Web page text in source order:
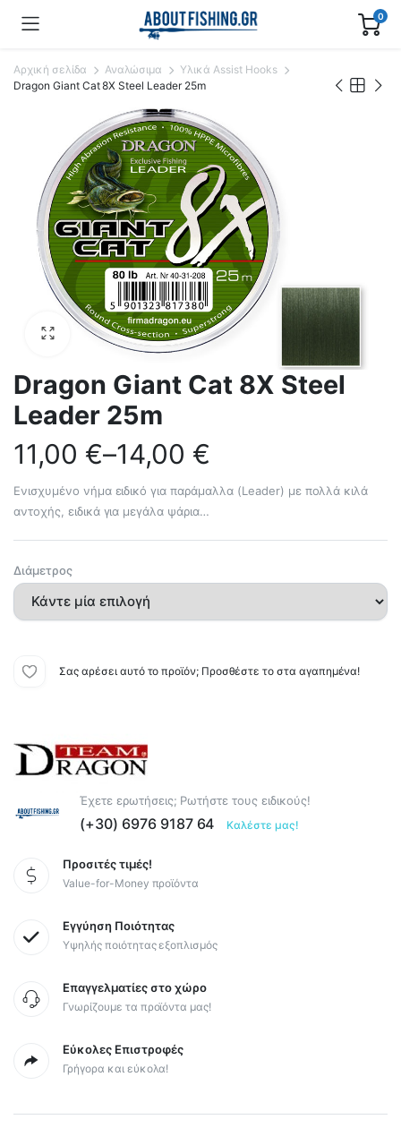
0
Αρχική σελίδα Αναλώσιμα
Υλικά Assist Hooks
Dragon Giant Cat 8X Steel Leader 25m
Dragon Giant Cat 8X Steel
Leader 25m
11,00 €–14,00 €
Ενισχυμένο νήμα ειδικό για παράμαλλα (Leader) με πολλά κιλά
αντοχής, ειδικά για μεγάλα ψάρια…
Διάμετρος
Σας αρέσει αυτό το προϊόν; Προσθέστε το στα αγαπημένα!
Έχετε ερωτήσεις; Ρωτήστε τους ειδικούς!
(+30) 6976 9187 64 Καλέστε μας!
Προσιτές τιμές!
Value-for-Money προϊόντα
Εγγύηση Ποιότητας
Υψηλής ποιότητας εξοπλισμός
Επαγγελματίες στο χώρο
Γνωρίζουμε τα προϊόντα μας!
Εύκολες Επιστροφές
Γρήγορα και εύκολα!